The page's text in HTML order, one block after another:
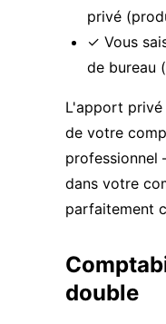
privé
✓ Vous
de bureau
L'apport privé
de votre
professionnel
dans votre
parfaitement
double